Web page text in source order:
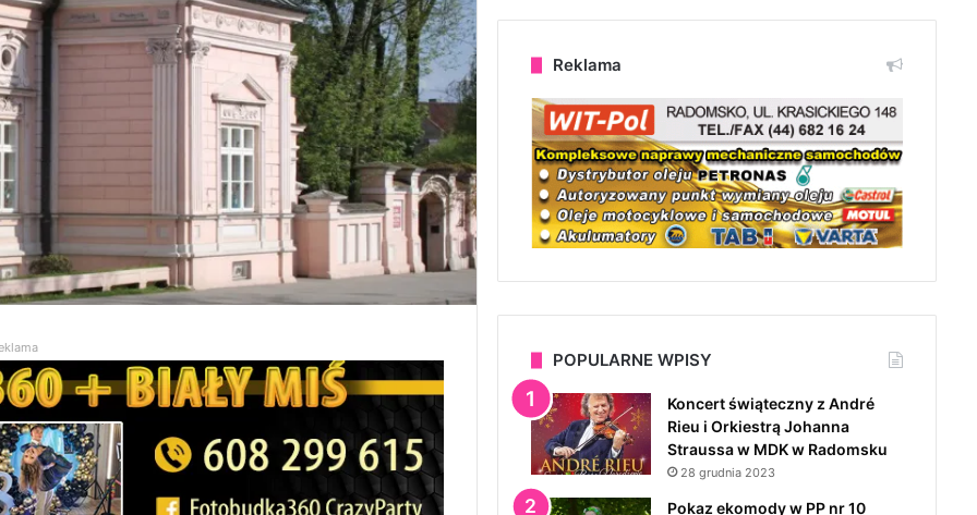
Reklama
POPULARNE WPISY
Koncert świąteczny z André
Rieu i Orkiestrą Johanna
Straussa w MDK w Radomsku
28 grudnia 2023
Pokaz ekomody w PP nr 10